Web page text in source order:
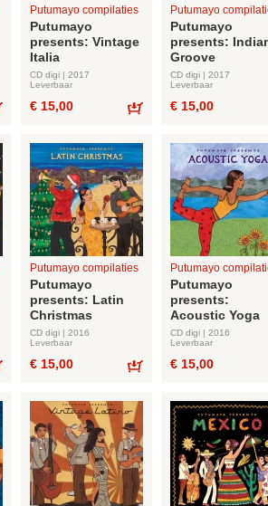
Putumayo compilaties
Putumayo
presents: Vintage
Italia
CD digi | 2017
Leverbaar
€ 15,00
Putumayo
Putumayo
presents:
Groove
CD digi | 2017
Leverbaar
€ 15,00
Putumayo compilaties
Putumayo
presents: Latin
Christmas
CD digi | 2016
Leverbaar
€ 15,00
Putumayo
Putumayo
presents:
Acoustic Yoga
CD digi | 2016
Leverbaar
€ 15,00